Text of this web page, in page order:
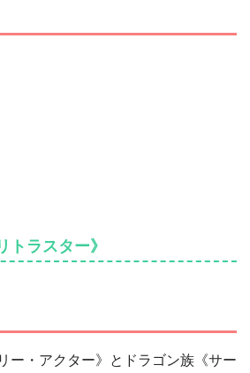
トラスター》
ー・アクター》とドラゴン族《サー